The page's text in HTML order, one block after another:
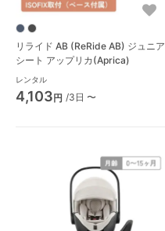
リライド AB (ReRide AB) ジュニア
シート アップリカ(Aprica)
レンタル
4,103円 /3日 〜